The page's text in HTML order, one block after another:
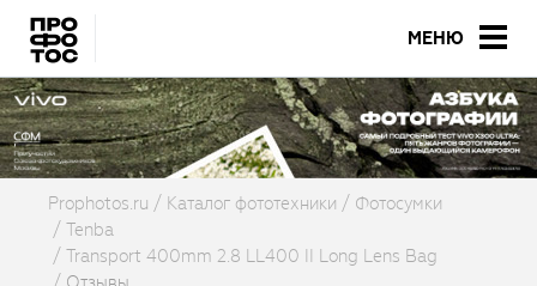
МЕНЮ
Prophotos.ru Каталог фототехники
Фотосумки
Tenba
Transport 400mm 2.8 LL400 II Long Lens Bag